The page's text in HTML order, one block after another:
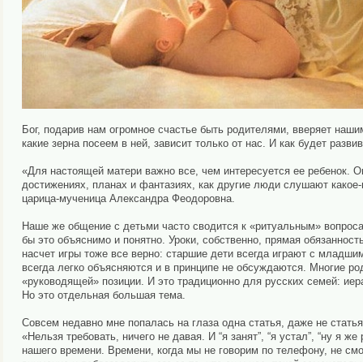
Бог, подарив нам огромное счастье быть родителями, вверяет
какие зерна посеем в ней, зависит только от нас. И как будет
«Для настоящей матери важно все, чем интересуется ее ребенок.
достижениях, планах и фантазиях, как другие люди слушают
царица-мученица Александра Феодоровна.
Наше же общение с детьми часто сводится к «ритуальным»
бы это объяснимо и понятно. Уроки, собственно, прямая
насчет игры тоже все верно: старшие дети всегда играют с
всегда легко объясняются и в принципе не обсуждаются. Многие
«руководящей» позиции. И это традиционно для русских семей:
Но это отдельная большая тема.
Совсем недавно мне попалась на глаза одна статья, даже не
«Нельзя требовать, ничего не давая. И “я занят”, “я устал”, “ну я
нашего времени. Времени, когда мы не говорим по телефону, не